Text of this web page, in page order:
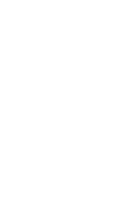
La edil Olga
ha presentado
del
ostentando en